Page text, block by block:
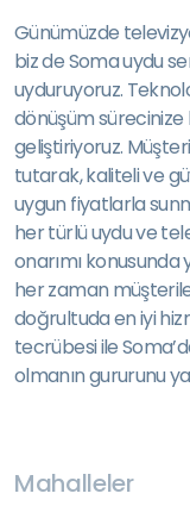
Günümüzde
biz de Soma uydu
uyduruyoruz.
dönüşüm sürecinize
geliştiriyoruz.
tutarak, kaliteli ve
uygun fiyatlarla
her türlü uydu ve
onarımı konusunda
her zaman
doğrultuda en iyi
tecrübesi ile
olmanın gururunu
Mahalleler